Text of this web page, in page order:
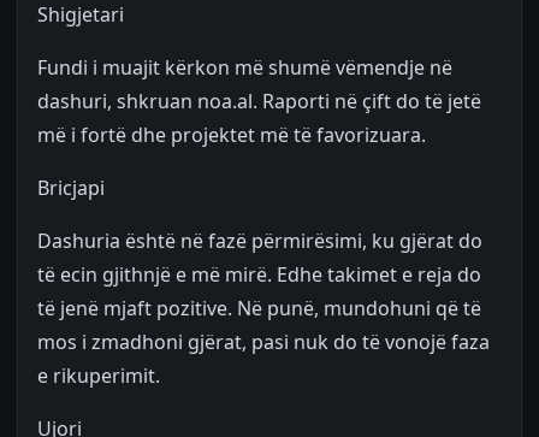
Shigjetari
Fundi i muajit kërkon më shumë vëmendje në
dashuri, shkruan noa.al. Raporti në çift do të jetë
më i fortë dhe projektet më të favorizuara.
Bricjapi
Dashuria është në fazë përmirësimi, ku gjërat do
të ecin gjithnjë e më mirë. Edhe takimet e reja do
të jenë mjaft pozitive. Në punë, mundohuni që të
mos i zmadhoni gjërat, pasi nuk do të vonojë faza
e rikuperimit.
Ujori